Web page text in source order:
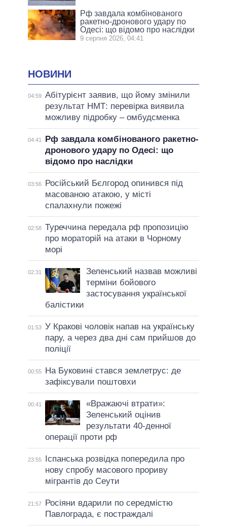
Рф завдала комбінованого
ракетно-дронового удару по
Одесі: що відомо про наслідки
9 серпня 2026, 04:41
НОВИНИ
04:59 Абітурієнт заявив, що йому змінили
результат НМТ: перевірка виявила
можливу підробку – омбудсменка
04:41
Рф завдала комбінованого ракетно-
дронового удару по Одесі: що
відомо про наслідки
03:56
Російський Бєлгород опинився під
масованою атакою, у місті
спалахнули пожежі
02:58 Туреччина передала рф пропозицію
про мораторій на атаки в Чорному
морі
02:31
Зеленський назвав можливі
терміни бойового
застосування української
балістики
01:53 У Кракові чоловік напав на українську
пару, а через два дні сам прийшов до
поліції
00:55
На Буковині стався землетрус: де
зафіксували поштовхи
00:41
«Вражаючі втрати»:
Зеленський оцінив
результати 40-денної
операції проти рф
23:55
Іспанська розвідка попередила про
нову спробу масового прориву
мігрантів до Сеути
21:57
Росіяни вдарили по середмістю
Павлограда, є постраждалі